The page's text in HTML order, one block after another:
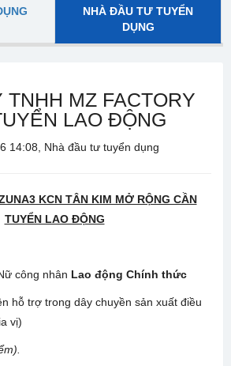
NHÀ ĐẦU TƯ TUYỂN
DỤNG
TNHH MZ FACTORY
LAO ĐỘNG
14:08, Nhà đầu tư tuyển dụng
KCN TÂN KIM MỞ RỘNG CẦN
TUYỂN LAO ĐỘNG
công nhân Lao động Chính thức
hỗ trợ trong dây chuyền sản xuất điều
vị)